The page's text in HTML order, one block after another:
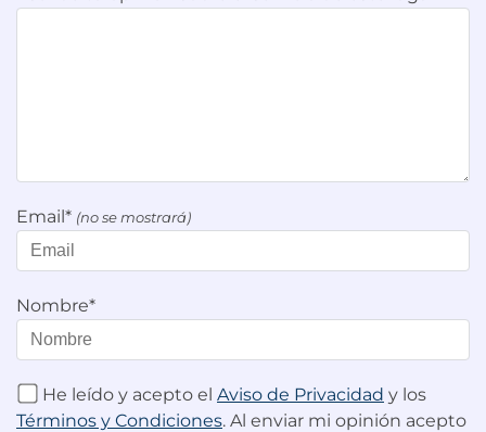
Email* (no se mostrará)
Nombre*
He leído y acepto el Aviso de Privacidad y los
Términos y Condiciones. Al enviar mi opinión acepto